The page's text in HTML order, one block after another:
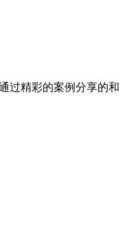
过精彩的案例分享的和